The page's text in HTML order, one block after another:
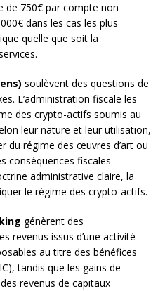
de 750€ par compte non
dans les cas les plus
quelle que soit la
soulèvent des questions de
L’administration fiscale les
des crypto-actifs soumis au
leur nature et leur utilisation,
du régime des œuvres d’art ou
conséquences fiscales
administrative claire, la
le régime des crypto-actifs.
génèrent des
revenus issus d’une activité
au titre des bénéfices
tandis que les gains de
revenus de capitaux